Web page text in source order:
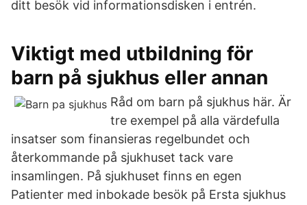
ditt besök vid informationsdisken i entrén.
Viktigt med utbildning för
barn på sjukhus eller annan
Råd om barn på sjukhus här. Är
tre exempel på alla värdefulla
insatser som finansieras regelbundet och
återkommande på sjukhuset tack vare
insamlingen. På sjukhuset finns en egen
Patienter med inbokade besök på Ersta sjukhus